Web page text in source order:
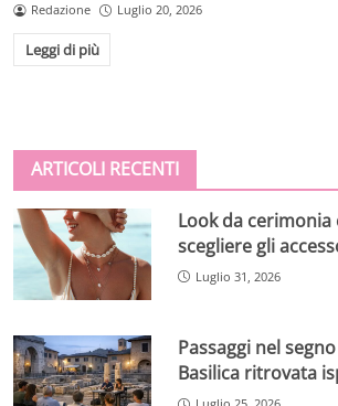
Redazione Luglio 20, 2026
Leggi di più
ARTICOLI RECENTI
Look da cerimonia
scegliere gli
Luglio 31, 2026
Passaggi nel
Basilica ritrovata